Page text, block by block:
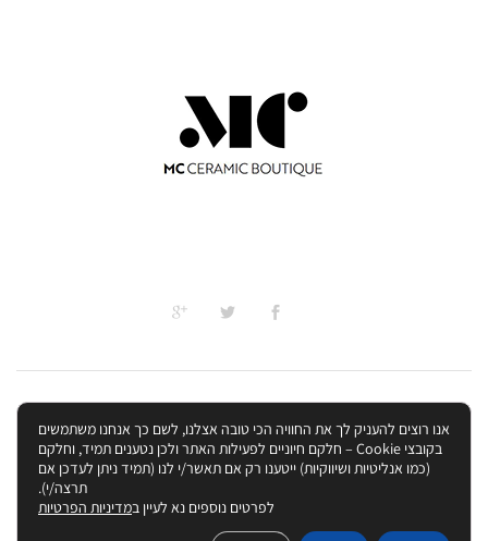
© MC Ceramic | הינה חנות קרמיקה בירושלים עם מעצבת פנים מקצועית | אמ סי
קרמיקה | משה כהן קרמיקה | חנות קרמיקה בירושלים חנויות קרמיקה בירושלים כל מוצרי
אנו רוצים להעניק לך את החוויה הכי טובה אצלנו, לשם כך אנחנו משתמשים
בקובצי Cookie – חלקם חיוניים לפעילות האתר ולכן נטענים תמיד, וחלקם
(כמו אנליטיות ושיווקיות) ייטענו רק אם תאשר/י לנו (תמיד ניתן לעדכן אם
תרצה/י).
לפרטים נוספים נא לעיין במדיניות הפרטיות